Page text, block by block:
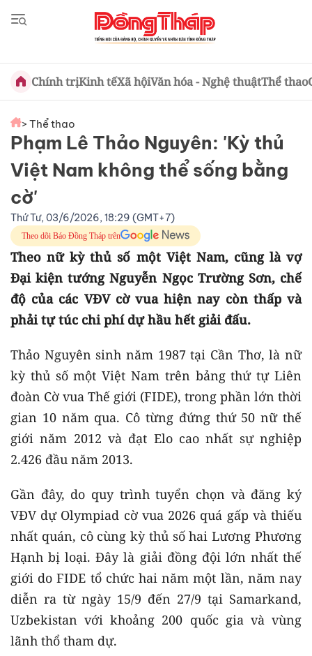
Chính trịKinh tếXã hộiVăn hóa - Nghệ thuậtThể thao
> Thể thao
Phạm Lê Thảo Nguyên: 'Kỳ thủ
Việt Nam không thể sống bằng
cờ'
Thứ Tư, 03/6/2026, 18:29 (GMT+7)
Theo dõi Báo Đồng Tháp trên
Theo nữ kỳ thủ số một Việt Nam, cũng là vợ
Đại kiện tướng Nguyễn Ngọc Trường Sơn, chế
độ của các VĐV cờ vua hiện nay còn thấp và
phải tự túc chi phí dự hầu hết giải đấu.
Thảo Nguyên sinh năm 1987 tại Cần Thơ, là nữ
kỳ thủ số một Việt Nam trên bảng thứ tự Liên
đoàn Cờ vua Thế giới (FIDE), trong phần lớn thời
gian 10 năm qua. Cô từng đứng thứ 50 nữ thế
giới năm 2012 và đạt Elo cao nhất sự nghiệp
2.426 đầu năm 2013.
Gần đây, do quy trình tuyển chọn và đăng ký
VĐV dự Olympiad cờ vua 2026 quá gấp và thiếu
nhất quán, cô cùng kỳ thủ số hai Lương Phương
Hạnh bị loại. Đây là giải đồng đội lớn nhất thế
giới do FIDE tổ chức hai năm một lần, năm nay
diễn ra từ ngày 15/9 đến 27/9 tại Samarkand,
Uzbekistan với khoảng 200 quốc gia và vùng
lãnh thổ tham dự.